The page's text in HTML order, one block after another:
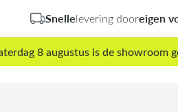
Snellelevering dooreigen
8 augustus is de showroom